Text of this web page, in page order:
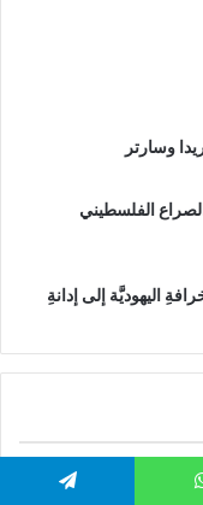
وسارتر
الفلسطيني
اليهوديَّة إلى إدانةِ